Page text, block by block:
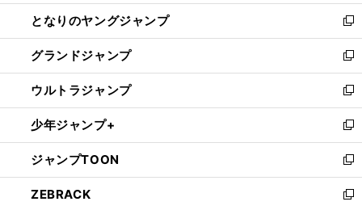
開
く
ン
ド
ウ
で
開
く
ウ
ィ
ン
ド
ウ
で
開
く
し
い
ウ
ィ
ン
ド
ウ
で
開
く
となりのヤングジャンプ
新
し
い
ウ
ィ
ン
ド
ウ
で
開
く
グランドジャンプ
新
し
い
ウ
ィ
ン
ド
ウ
で
ウルトラジャンプ
新
し
い
ウ
ィ
ン
ド
少年ジャンプ+
新
し
い
ウ
ィ
ジャンプTOON
新
し
い
ZEBRACK
新